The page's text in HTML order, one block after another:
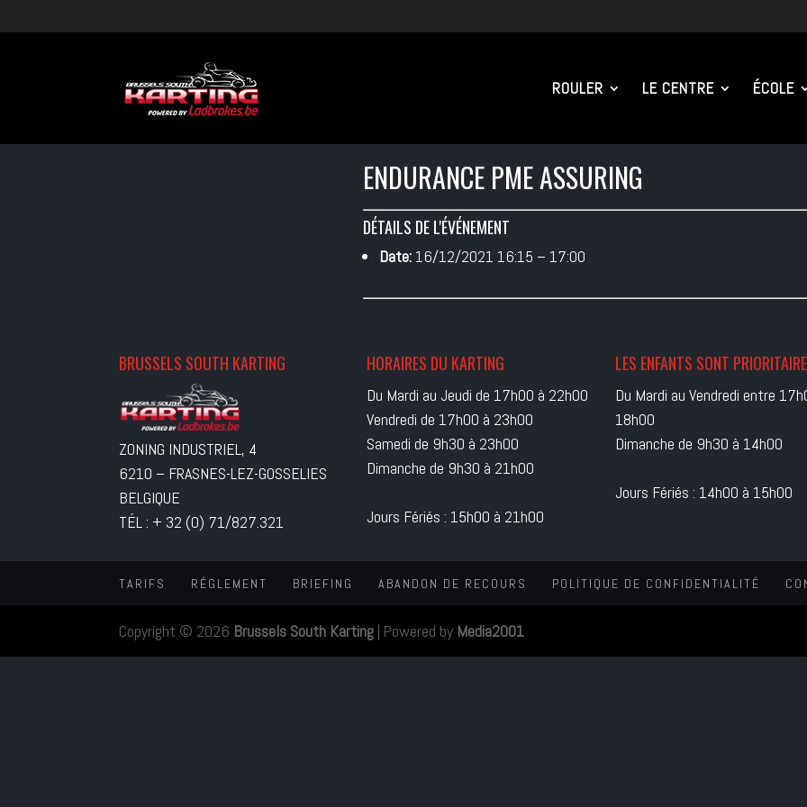
ROULER LE CENTRE ÉCOLE
ENDURANCE PME ASSURING
DÉTAILS DE L'ÉVÉNEMENT
Date: 16/12/2021 16:15 – 17:00
BRUSSELS SOUTH KARTING
ZONING INDUSTRIEL, 4
6210 – FRASNES-LEZ-GOSSELIES
BELGIQUE
TÉL : + 32 (0) 71/827.321
HORAIRES DU KARTING
Du Mardi au Jeudi de 17h00 à 22h00
Vendredi de 17h00 à 23h00
Samedi de 9h30 à 23h00
Dimanche de 9h30 à 21h00
Jours Fériés : 15h00 à 21h00
LES ENFANTS SONT
Du Mardi au Vendredi entre
18h00
Dimanche de 9h30 à 14h00
Jours Fériés : 14h00 à 15h00
TARIFS RÉGLEMENT BRIEFING ABANDON DE RECOURS POLITIQUE DE CONFIDENTIALITÉ
Copyright © 2026 Brussels South Karting | Powered by Media2001